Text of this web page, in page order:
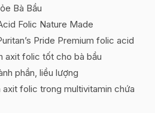
Bà Bầu
Folic Nature Made
Pride Premium folic acid
axit folic tốt cho bà bầu
phần, liều lượng
axit folic trong multivitamin chứa